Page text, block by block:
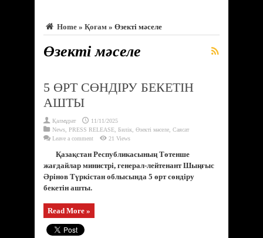
Home » Қоғам » Өзекті мәселе
Өзекті мәселе
5 ӨРТ СӨНДІРУ БЕКЕТІН
АШТЫ
Қалмұрат
11/11/2025
News PRESS RELEASE Билік Өзекті мәселе Саясат
Leave a comment
21 Views
Қазақстан Республикасының Төтенше
жағдайлар министрі, генерал-лейтенант Шыңғыс
Әрінов Түркістан облысында 5 өрт сөндіру
бекетін ашты.
Read More »